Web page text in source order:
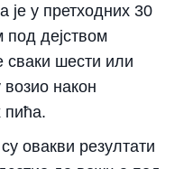
је у претходних 30
дејством
сваки шести или
возио након
пића.
овакви резултати